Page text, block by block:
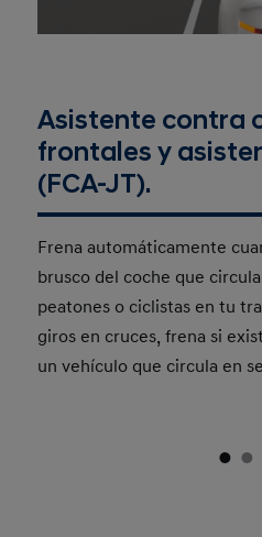
Asistente contra
frontales y
(FCA-JT).
Frena automáticamente
brusco del coche que
peatones o ciclistas en tu
giros en cruces, frena si
un vehículo que circula en